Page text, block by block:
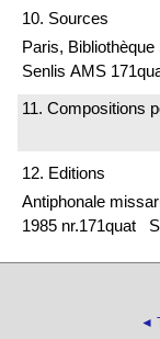
10. Sources
Paris,
Senlis AMS
11. Compositions
12. Editions
Antiphonale
1985 nr.171quat S
◄